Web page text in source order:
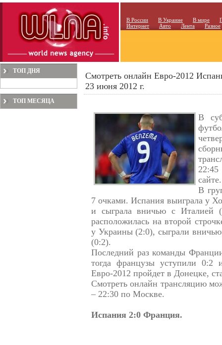
В России В Украине В мире
Интернет
Авто Лента Разное
ТОП ДНЯ
ТОП МЕСЯЦА
Смотреть онлайн Евро-2012
23 июня 2012 г.
В
сайте.
В
7 очками. Испания выиграла у
и сыграла вничью с Италией
расположилась на второй
у Украины (2:0), сыграли
(0:2).
Последний раз команды
тогда французы уступили
Евро-2012 пройдет в Донецке,
Смотреть онлайн трансляцию
– 22:30 по Москве.
Испания 2:0 Франция.